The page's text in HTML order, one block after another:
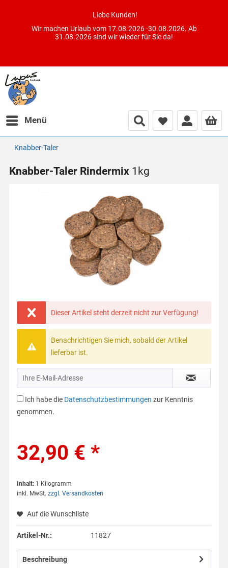
Liebe Kunden!
Wir machen Urlaub vom 17.08.2026 -30.08.2026. Ab
31.08.2026 sind wir wieder für Sie da!
Menü
Knabber-Taler
Knabber-Taler Rindermix 1kg
Dieser Artikel steht derzeit nicht zur Verfügung!
Benachrichtigen Sie mich, sobald der Artikel
lieferbar ist.
Ich habe die Datenschutzbestimmungen zur Kenntnis
genommen.
32,90 € *
Inhalt: 1 Kilogramm
inkl. MwSt. zzgl. Versandkosten
Auf die Wunschliste
Artikel-Nr.: 11827
Beschreibung